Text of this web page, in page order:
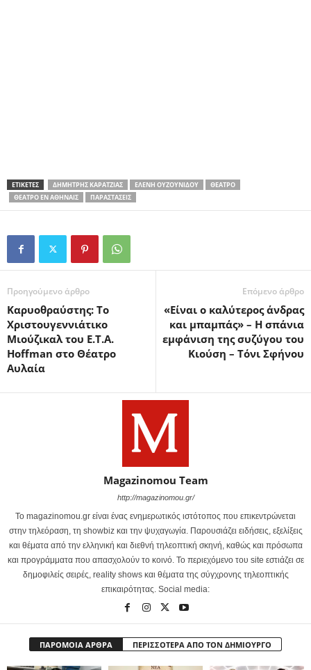
ΕΤΙΚΕΤΕΣ ΔΗΜΉΤΡΗΣ ΚΑΡΑΤΖΙΆΣ ΕΛΈΝΗ ΟΥΖΟΥΝΊΔΟΥ
ΘΈΑΤΡΟ
ΘΈΑΤΡΟ ΕΝ ΑΘΉΝΑΙΣ
ΠΑΡΑΣΤΆΣΕΙΣ
Προηγούμενο άρθρο
Καρυοθραύστης: Το
Χριστουγεννιάτικο
Μιούζικαλ του E.T.A.
Hoffman στο Θέατρο
Αυλαία
Επόμενο άρθρο
«Είναι ο καλύτερος άνδρας
και μπαμπάς» – H σπάνια
εμφάνιση της συζύγου του
Κιούση – Τόνι Σφήνου
Magazinomou Team
http://magazinomou.gr/
Το magazinomou.gr είναι ένας ενημερωτικός ιστότοπος που επικεντρώνεται
στην τηλεόραση, τη showbiz και την ψυχαγωγία. Παρουσιάζει ειδήσεις, εξελίξεις
και θέματα από την ελληνική και διεθνή τηλεοπτική σκηνή, καθώς και πρόσωπα
και προγράμματα που απασχολούν το κοινό. Το περιεχόμενο του site εστιάζει σε
δημοφιλείς σειρές, reality shows και θέματα της σύγχρονης τηλεοπτικής
επικαιρότητας. Social media:
ΠΑΡΟΜΟΙΑ ΑΡΘΡΑ ΠΕΡΙΣΣΟΤΕΡΑ ΑΠΟ ΤΟΝ ΔΗΜΙΟΥΡΓΟ